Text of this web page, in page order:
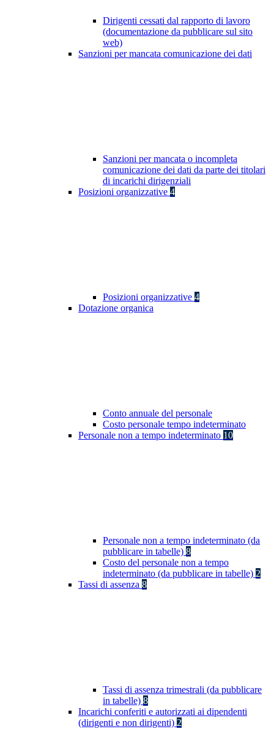
Dirigenti cessati dal rapporto di lavoro
(documentazione da pubblicare sul sito
web)
Sanzioni per mancata comunicazione dei dati
Sanzioni per mancata o incompleta
comunicazione dei dati da parte dei titolari
di incarichi dirigenziali
Posizioni organizzative 4
Posizioni organizzative 4
Dotazione organica
Conto annuale del personale
Costo personale tempo indeterminato
Personale non a tempo indeterminato 10
Personale non a tempo indeterminato (da
pubblicare in tabelle) 8
Costo del personale non a tempo
indeterminato (da pubblicare in tabelle) 2
Tassi di assenza 8
Tassi di assenza trimestrali (da pubblicare
in tabelle) 8
Incarichi conferiti e autorizzati ai dipendenti
(dirigenti e non dirigenti) 2